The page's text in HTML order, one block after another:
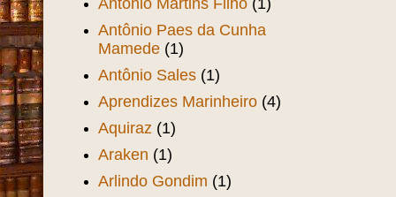
Antônio Paes da Cunha
Mamede (1)
Antônio Sales (1)
Aprendizes Marinheiro (4)
Aquiraz (1)
Araken (1)
Arlindo Gondim (1)